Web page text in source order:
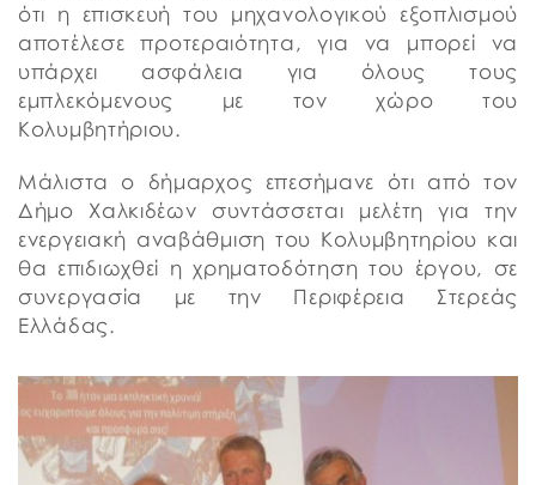
ότι η επισκευή του μηχανολογικού εξοπλισμού
αποτέλεσε προτεραιότητα, για να μπορεί να
υπάρχει ασφάλεια για όλους τους
εμπλεκόμενους με τον χώρο του
Κολυμβητήριου.
Μάλιστα ο δήμαρχος επεσήμανε ότι από τον
Δήμο Χαλκιδέων συντάσσεται μελέτη για την
ενεργειακή αναβάθμιση του Κολυμβητηρίου και
θα επιδιωχθεί η χρηματοδότηση του έργου, σε
συνεργασία με την Περιφέρεια Στερεάς
Ελλάδας.